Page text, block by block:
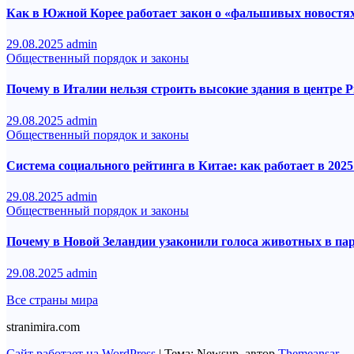
Как в Южной Корее работает закон о «фальшивых
29.08.2025 admin
Общественный порядок и законы
Почему в Италии нельзя строить высокие здания в центре
29.08.2025 admin
Общественный порядок и законы
Система социального рейтинга в Китае: как работает в 2025
29.08.2025 admin
Общественный порядок и законы
Почему в Новой Зеландии узаконили голоса животных в
29.08.2025 admin
Все страны мира
stranimira.com